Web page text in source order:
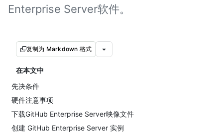
Enterprise Server软件。
复制为 Markdown 格式
在本文中
先决条件
硬件注意事项
下载GitHub Enterprise Server映像文件
创建 GitHub Enterprise Server 实例